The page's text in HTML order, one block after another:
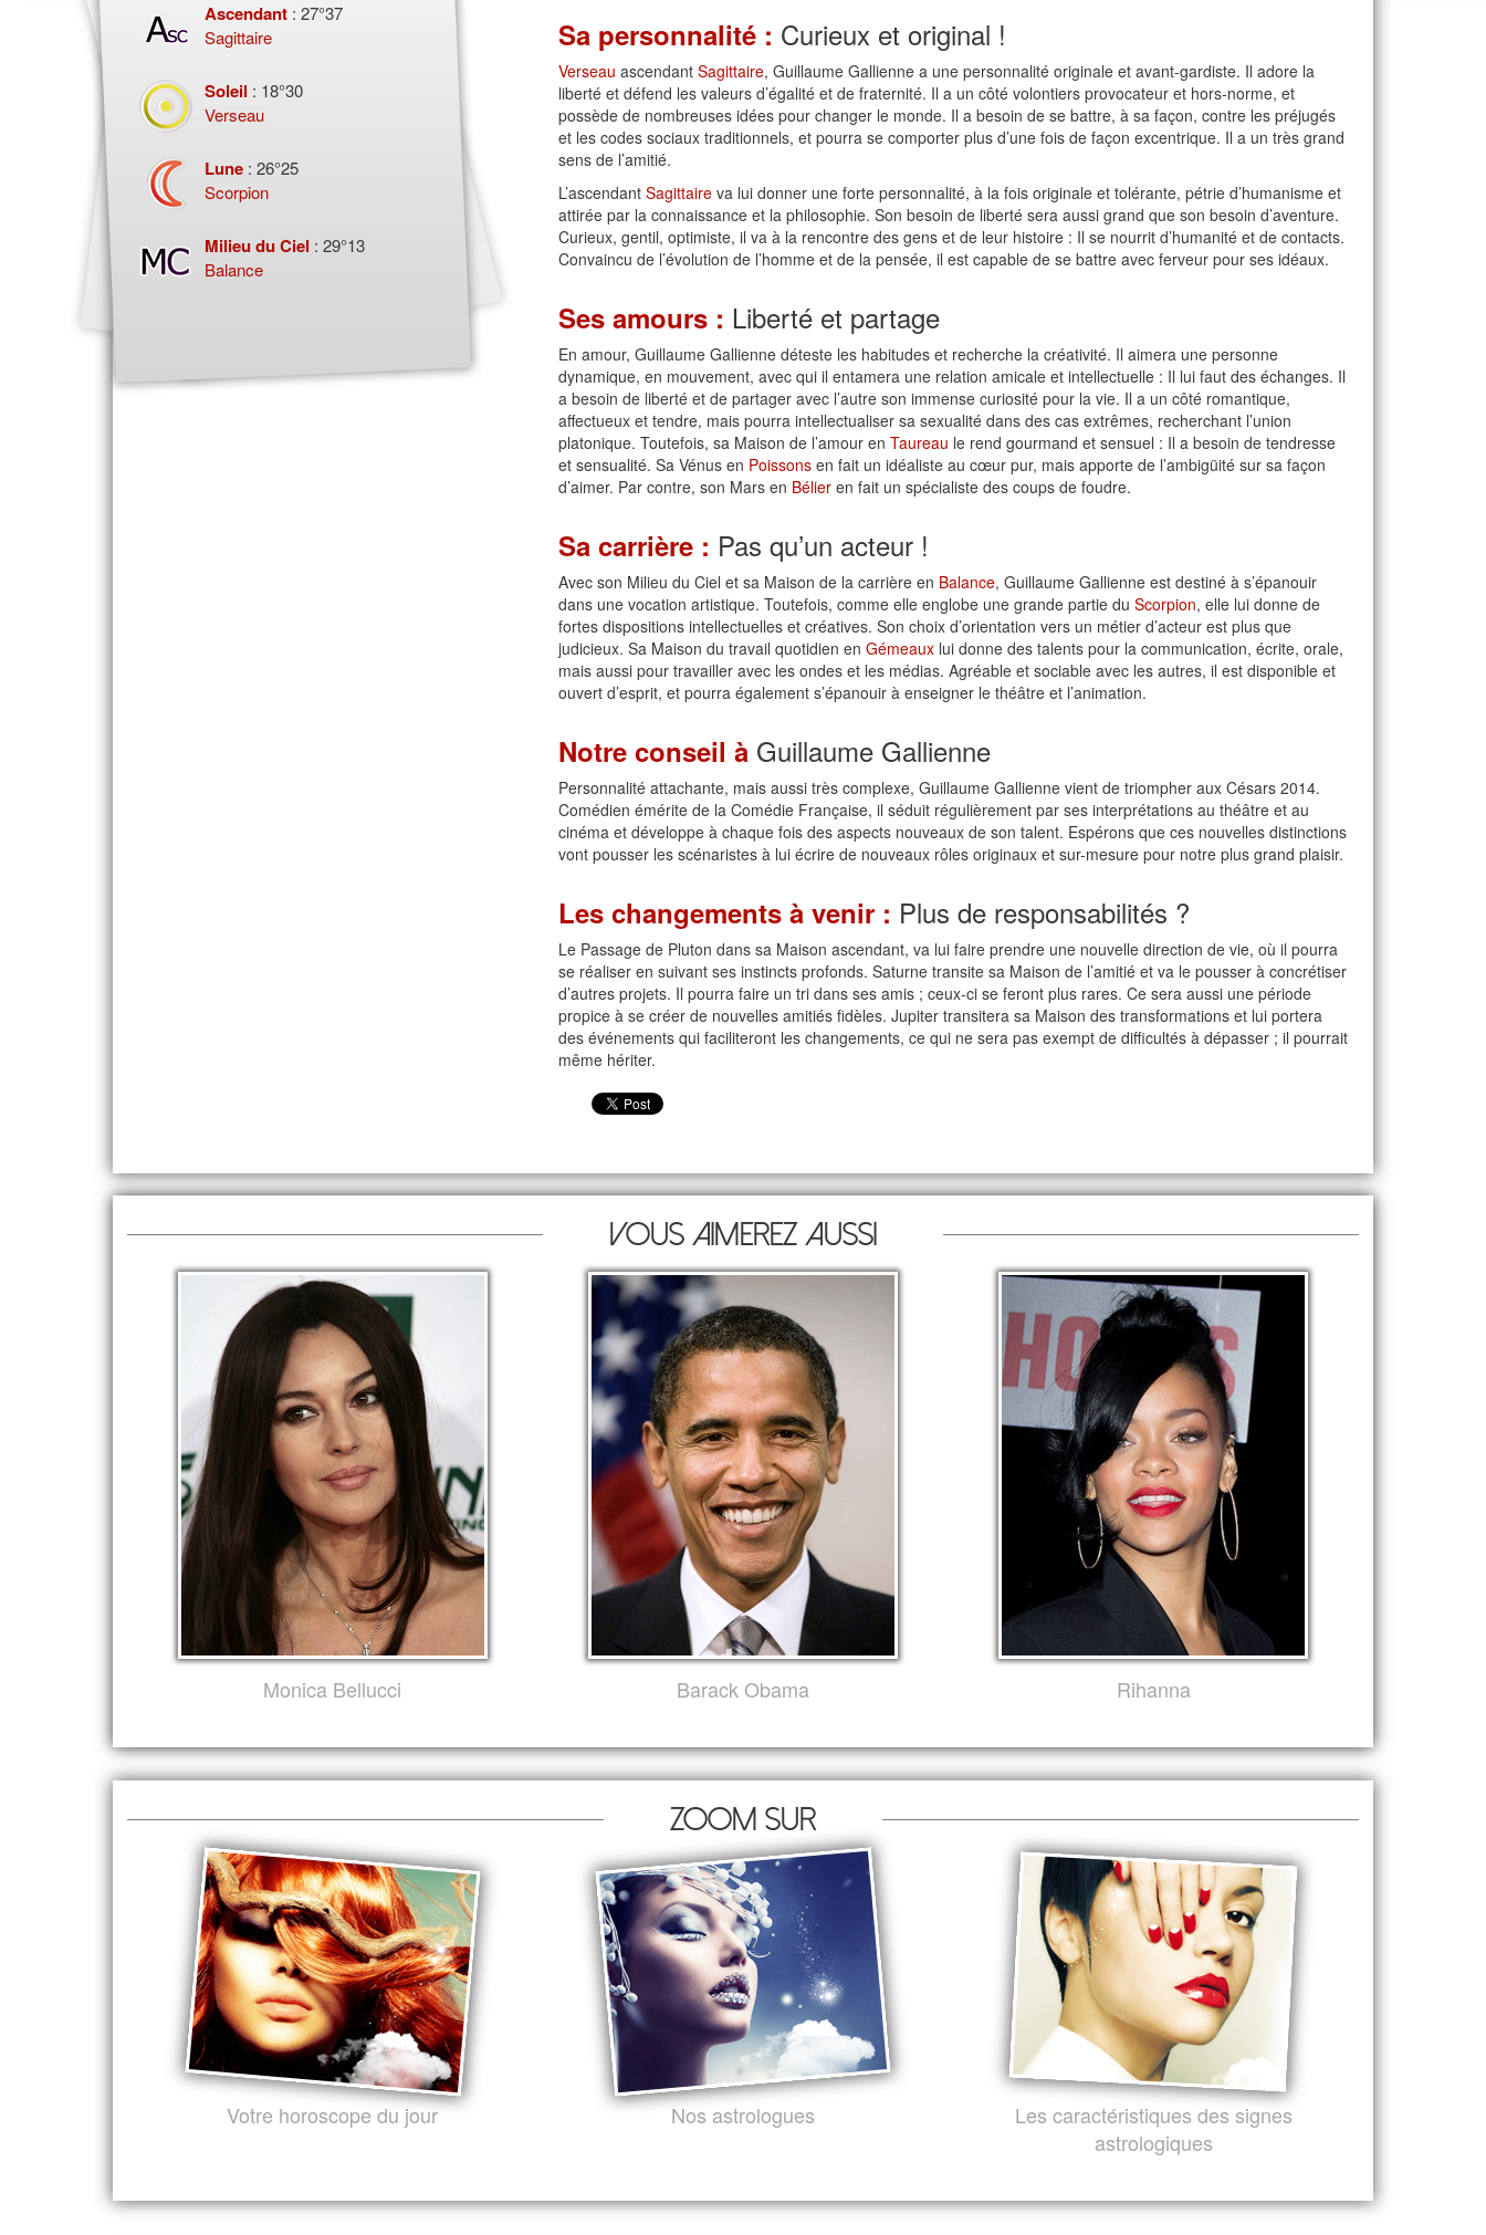
Ascendant : 27°37
Sagittaire
Soleil : 18°30
Verseau
Lune : 26°25
Scorpion
Milieu du Ciel : 29°13
Balance
Sa personnalité : Curieux et original !
Verseau ascendant Sagittaire, Guillaume Gallienne a une personnalité originale et avant-gardiste. Il adore la
liberté et défend les valeurs d’égalité et de fraternité. Il a un côté volontiers provocateur et hors-norme, et
possède de nombreuses idées pour changer le monde. Il a besoin de se battre, à sa façon, contre les préjugés
et les codes sociaux traditionnels, et pourra se comporter plus d’une fois de façon excentrique. Il a un très grand
sens de l’amitié.
L’ascendant Sagittaireva lui donner une forte personnalité, à la fois originale et tolérante, pétrie d’humanisme et
attirée par la connaissance et la philosophie. Son besoin de liberté sera aussi grand que son besoin d’aventure.
Curieux, gentil, optimiste, il va à la rencontre des gens et de leur histoire : Il se nourrit d’humanité et de contacts.
Convaincu de l’évolution de l’homme et de la pensée, il est capable de se battre avec ferveur pour ses idéaux.
Ses amours : Liberté et partage
En amour, Guillaume Gallienne déteste les habitudes et recherche la créativité. Il aimera une personne
dynamique, en mouvement, avec qui il entamera une relation amicale et intellectuelle : Il lui faut des échanges. Il
a besoin de liberté et de partager avec l’autre son immense curiosité pour la vie. Il a un côté romantique,
affectueux et tendre, mais pourra intellectualiser sa sexualité dans des cas extrêmes, recherchant l’union
platonique. Toutefois, sa Maison de l’amour en Taureau le rend gourmand et sensuel : Il a besoin de tendresse
et sensualité. Sa Vénus en Poissonsen fait un idéaliste au cœur pur, mais apporte de l’ambigüité sur sa façon
d’aimer. Par contre, son Mars en Bélieren fait un spécialiste des coups de foudre.
Sa carrière : Pas qu’un acteur !
Avec son Milieu du Ciel et sa Maison de la carrière en Balance, Guillaume Gallienne est destiné à s’épanouir
dans une vocation artistique. Toutefois, comme elle englobe une grande partie du Scorpion, elle lui donne de
fortes dispositions intellectuelles et créatives. Son choix d’orientation vers un métier d’acteur est plus que
judicieux. Sa Maison du travail quotidien en Gémeauxlui donne des talents pour la communication, écrite, orale,
mais aussi pour travailler avec les ondes et les médias. Agréable et sociable avec les autres, il est disponible et
ouvert d’esprit, et pourra également s’épanouir à enseigner le théâtre et l’animation.
Notre conseil àGuillaume Gallienne
Personnalité attachante, mais aussi très complexe, Guillaume Gallienne vient de triompher aux Césars 2014.
Comédien émérite de la Comédie Française, il séduit régulièrement par ses interprétations au théâtre et au
cinéma et développe à chaque fois des aspects nouveaux de son talent. Espérons que ces nouvelles distinctions
vont pousser les scénaristes à lui écrire de nouveaux rôles originaux et sur-mesure pour notre plus grand plaisir.
Les changements à venir : Plus de responsabilités ?
Le Passage de Pluton dans sa Maison ascendant, va lui faire prendre une nouvelle direction de vie, où il pourra
se réaliser en suivant ses instincts profonds. Saturne transite sa Maison de l’amitié et va le pousser à concrétiser
d’autres projets. Il pourra faire un tri dans ses amis ; ceux-ci se feront plus rares. Ce sera aussi une période
propice à se créer de nouvelles amitiés fidèles. Jupiter transitera sa Maison des transformations et lui portera
des événements qui faciliteront les changements, ce qui ne sera pas exempt de difficultés à dépasser ; il pourrait
même hériter.
Vous aimerez aussi
Monica Bellucci Barack Obama Rihanna
Zoom sur
Votre horoscope du jour Nos astrologues
Les caractéristiques des signes
astrologiques